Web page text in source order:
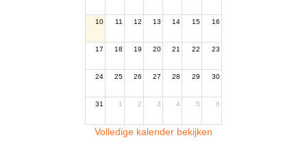
10 11 12 13 14 15 16
17 18 19 20 21 22 23
24 25 26 27 28 29 30
31 1 2 3 4 5 6
Volledige kalender bekijken